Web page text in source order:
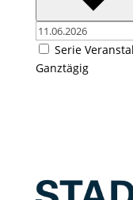
Serie
Ganztägig